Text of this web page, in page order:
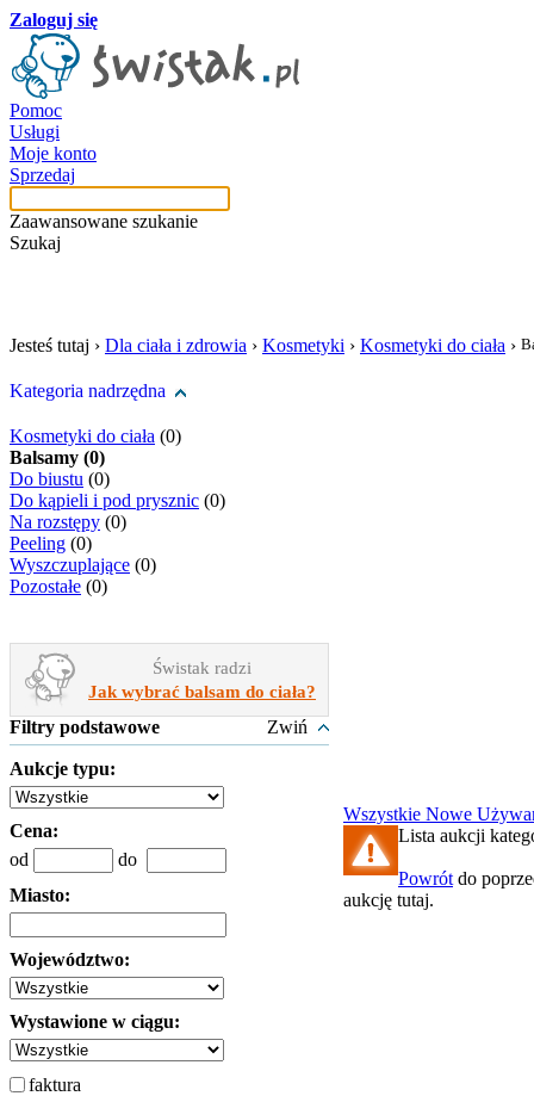
Zaloguj się
Pomoc
Usługi
Moje konto
Sprzedaj
Zaawansowane szukanie
Szukaj
Jesteś tutaj › Dla ciała i zdrowia › Kosmetyki › Kosmetyki do ciała ›
Kategoria nadrzędna
Kosmetyki do ciała (0)
Balsamy (0)
Do biustu (0)
Do kąpieli i pod prysznic (0)
Na rozstępy (0)
Peeling (0)
Wyszczuplające (0)
Pozostałe (0)
Świstak radzi
Jak wybrać balsam do ciała?
Filtry podstawowe Zwiń
Aukcje typu:
Cena:
od
do
Miasto:
Województwo:
Wystawione w ciągu:
faktura
Wszystkie Nowe
Lista aukcji
Powrót do
aukcję tutaj.